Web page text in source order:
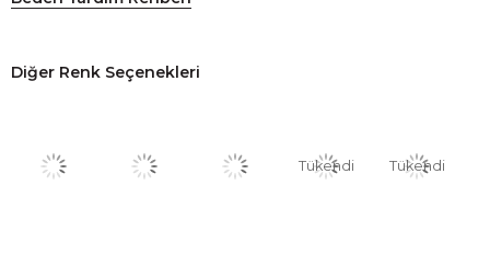
Diğer Renk Seçenekleri
Tükendi Tükendi